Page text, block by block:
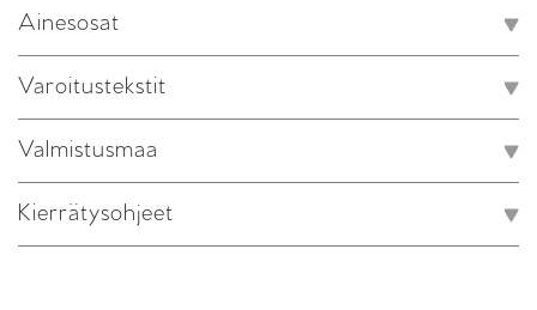
Ainesosat
Varoitustekstit
Valmistusmaa
Kierrätysohjeet